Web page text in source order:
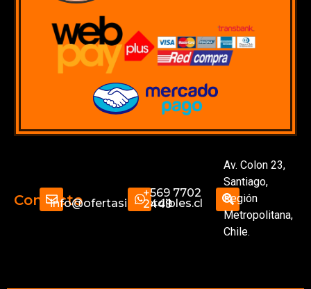
Contactoinfo@ofertasimperdibles.cl
+569 7702
2449
Av. Colon 23,
Santiago,
Región
Metropolitana,
Chile.